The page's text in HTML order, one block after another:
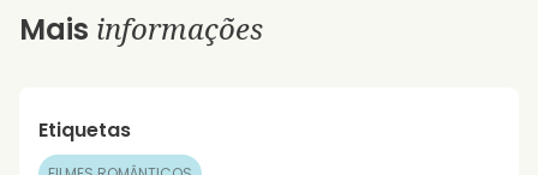
Mais informações
Etiquetas